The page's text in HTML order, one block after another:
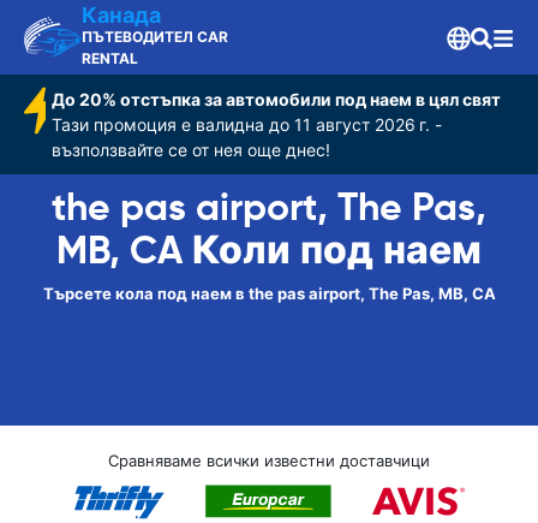
Канада
ПЪТЕВОДИТЕЛ CAR
RENTAL
До 20% отстъпка за автомобили под наем в цял свят
Тази промоция е валидна до 11 август 2026 г. -
възползвайте се от нея още днес!
the pas airport, The Pas,
MB, CA Коли под наем
Търсете кола под наем в the pas airport, The Pas, MB, CA
Сравняваме всички известни доставчици